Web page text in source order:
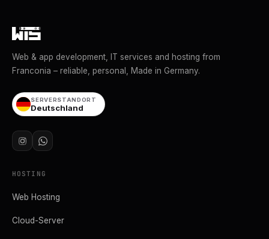
Web & app development, IT services and hosting from
Franconia – reliable, personal, Made in Germany.
SERVERSTANDORT
Deutschland
HOSTING
Web Hosting
Cloud-Server